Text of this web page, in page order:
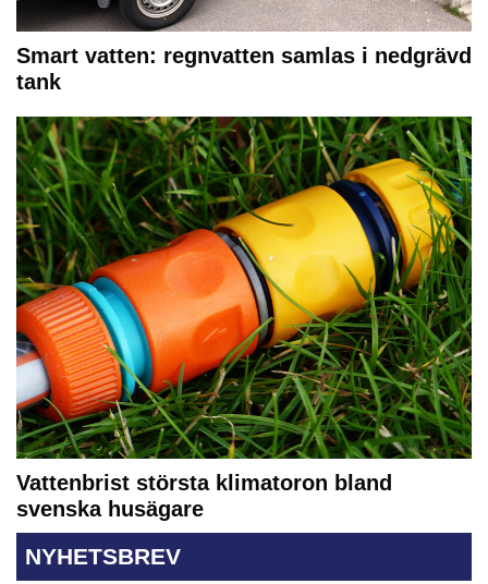
Smart vatten: regnvatten samlas i nedgrävd
tank
Vattenbrist största klimatoron bland
svenska husägare
NYHETSBREV